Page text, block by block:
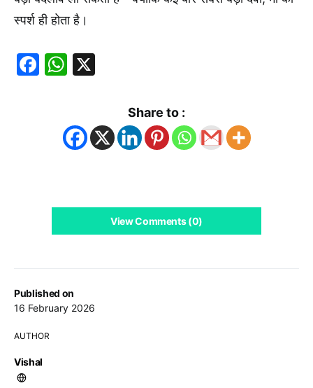
Published on
16 February 2026
AUTHOR
Vishal
स्पर्श ही होता है।
Facebook
WhatsApp
Share to :
View Comments (0)